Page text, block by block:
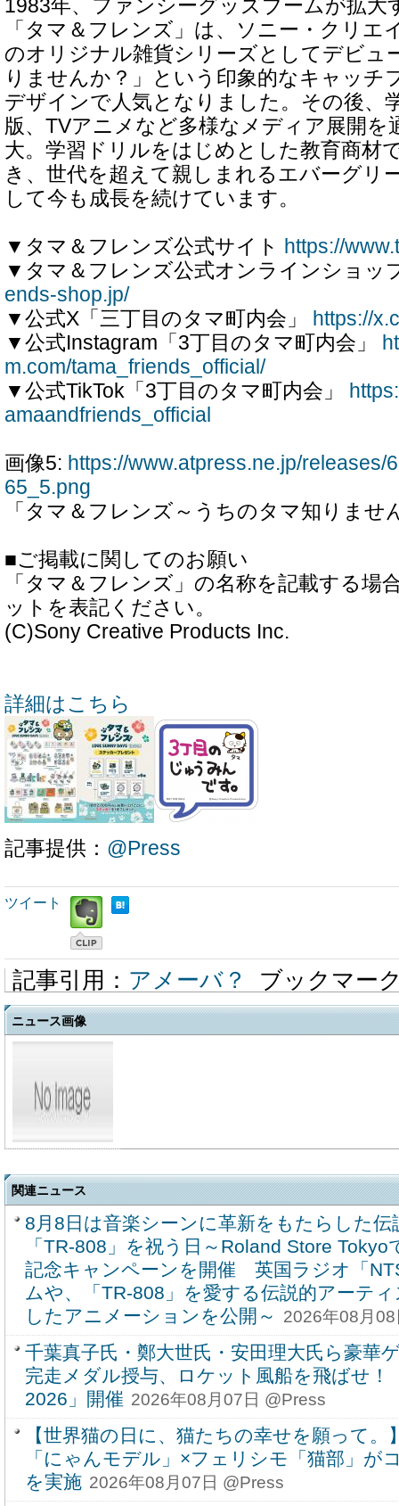
1983年、ファンシーグッズブームが拡大
「タマ＆フレンズ」は、ソニー・クリエ
のオリジナル雑貨シリーズとしてデビュ
りませんか？」という印象的なキャッチ
デザインで人気となりました。その後、
版、TVアニメなど多様なメディア展開を
大。学習ドリルをはじめとした教育商材
き、世代を超えて親しまれるエバーグリ
して今も成長を続けています。
▼タマ＆フレンズ公式サイト https://
▼タマ＆フレンズ公式オンラインショッ
ends-shop.jp/
▼公式X「三丁目のタマ町内会」
https://
▼公式Instagram「3丁目のタマ町内会」
m.com/tama_friends_official/
▼公式TikTok「3丁目のタマ町内会」
amaandfriends_official
画像5: https://www.atpress.ne.jp/releases/
65_5.png
「タマ＆フレンズ～うちのタマ知りませ
■ご掲載に関してのお願い
「タマ＆フレンズ」の名称を記載する場
ットを表記ください。
(C)Sony Creative Products Inc.
詳細はこちら
記事提供： @Press
ツイート
記事引用： アメーバ？ ブックマー
ニュース画像
関連ニュース
8月8日は音楽シーンに革新をもたらした
「TR-808」を祝う日～Roland Store
記念キャンペーンを開催 英国ラジオ「
ムや、「TR-808」を愛する伝説的アーテ
したアニメーションを公開～
2026年08月
千葉真子氏・鄭大世氏・安田理大氏ら豪
完走メダル授与、ロケット風船を飛ばせ
2026」開催 2026年08月07日 @Press
【世界猫の日に、猫たちの幸せを願って
「にゃんモデル」×フェリシモ「猫部」が
を実施 2026年08月07日 @Press